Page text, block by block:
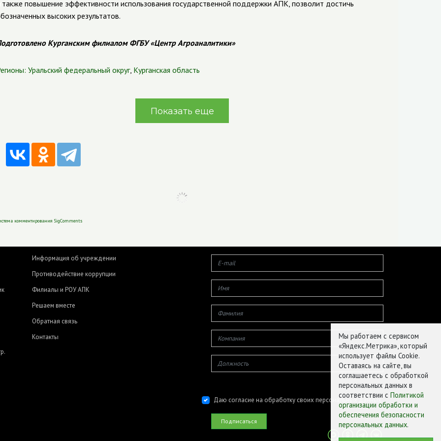
также повышение эффективности использования государственной поддержки АПК, позволит достичь
высоких результатов.
Курганским филиалом ФГБУ «Центр Агроаналитики»
Уральский федеральный округ, Курганская область
Показать еще
Информация об учреждении
Противодействие коррупции
Филиалы и РОУ АПК
Решаем вместе
Обратная связь
Контакты
Даю согласие на обработку своих персональных данных
Мы работаем с сервисом
«Яндекс.Метрика», который
использует файлы Cookie.
Оставаясь на сайте, вы
соглашаетесь с обработкой
персональных данных в
соответствии с Политикой
организации обработки и
обеспечения безопасности
персональных данных.